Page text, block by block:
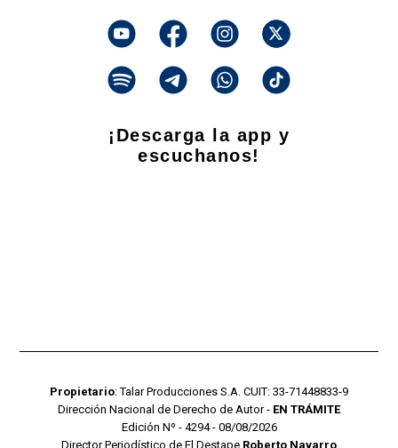
¡Descarga la app y
escuchanos!
Propietario: Talar Producciones S.A. CUIT: 33-71448833-9
Dirección Nacional de Derecho de Autor - EN TRÁMITE
Edición Nº - 4294 - 08/08/2026
Director Periodístico de El Destape Roberto Navarro